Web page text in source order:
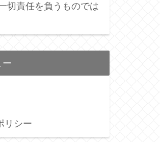
切責任を負うものでは
リシー